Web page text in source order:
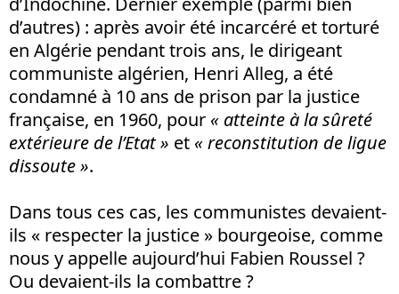
d’autres) : après avoir été incarcéré et torturé
en Algérie pendant trois ans, le dirigeant
communiste algérien, Henri Alleg, a été
condamné à 10 ans de prison par la justice
française, en 1960, pour « atteinte à la sûreté
extérieure de l’Etat » et « reconstitution de ligue
dissoute ».
Dans tous ces cas, les communistes devaient-
ils « respecter la justice » bourgeoise, comme
nous y appelle aujourd’hui Fabien Roussel ?
Ou devaient-ils la combattre ?